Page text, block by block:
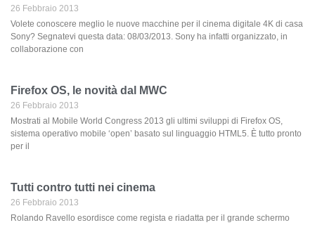
26 Febbraio 2013
Volete conoscere meglio le nuove macchine per il cinema digitale 4K di casa
Sony? Segnatevi questa data: 08/03/2013. Sony ha infatti organizzato, in
collaborazione con
Firefox OS, le novità dal MWC
26 Febbraio 2013
Mostrati al Mobile World Congress 2013 gli ultimi sviluppi di Firefox OS,
sistema operativo mobile ‘open’ basato sul linguaggio HTML5. È tutto pronto
per il
Tutti contro tutti nei cinema
26 Febbraio 2013
Rolando Ravello esordisce come regista e riadatta per il grande schermo